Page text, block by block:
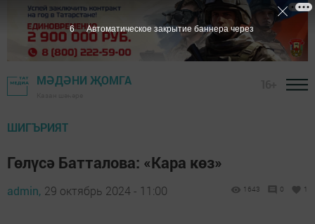
МӘДӘНИ ҖОМГА
ШИГЪРИЯТ
Гөлүсә Батталова: «Кара көз»
admin, 29 октябрь 2024 - 11:00 1643 0 1
4 Автоматическое закрытие баннера через